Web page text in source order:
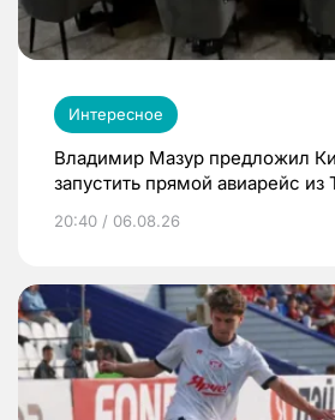
Интересное
Владимир Мазур предложил
запустить прямой авиарейс из
20:40 / 06.08.26